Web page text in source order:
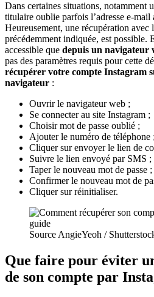
Dans certaines situations, notamment
titulaire oublie parfois l’adresse e-mail
Heureusement, une récupération avec
précédemment indiquée, est possible.
accessible que depuis un navigateur
pas des paramètres requis pour cette
récupérer votre compte Instagram
navigateur :
Ouvrir le navigateur web ;
Se connecter au site Instagram ;
Choisir mot de passe oublié ;
Ajouter le numéro de téléphone ;
Cliquer sur envoyer le lien de
Suivre le lien envoyé par SMS ;
Taper le nouveau mot de passe ;
Confirmer le nouveau mot de
Cliquer sur réinitialiser.
Source AngieYeoh /
Que faire pour éviter
de son compte par